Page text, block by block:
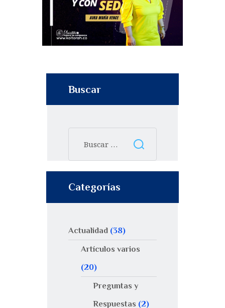
Buscar
Categorías
Actualidad (38)
Artículos varios
(20)
Preguntas y
Respuestas (2)